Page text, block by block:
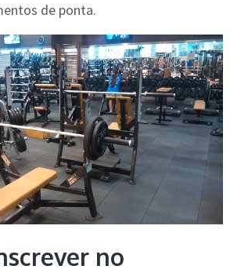
de ponta.
no